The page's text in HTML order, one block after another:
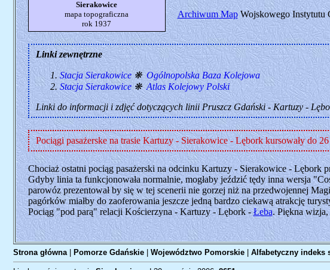
Sierakowice
mapa topograficzna
rok 1937
Archiwum MapWojskowego Instytutu
Linki zewnętrzne
Stacja Sierakowice❋Ogólnopolska Baza Kolejowa
Stacja Sierakowice❋Atlas Kolejowy Polski
Linki do informacji i zdjęć dotyczących linii Pruszcz Gdański - Kartuzy -
Pociągi pasażerske na trasie Kartuzy - Sierakowice - Lębork kursowały do
Chociaż ostatni pociąg pasażerski na odcinku Kartuzy - Sierakowice - Lębork
Gdyby linia ta funkcjonowała normalnie, mogłaby jeździć tędy inna wersja
parowóz prezentował by się w tej scenerii nie gorzej niż na przedwojennej
pagórków miałby do zaoferowania jeszcze jedną bardzo ciekawą atrakcję
Pociąg "pod parą" relacji Kościerzyna - Kartuzy - Lębork -Łeba. Piękna wizja,
Strona główna| Pomorze Gdańskie| Województwo Pomorskie| Alfabetyczny indeks